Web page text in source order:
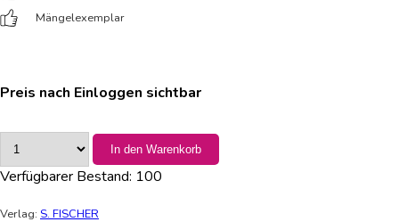
Mängelexemplar
Preis nach Einloggen sichtbar
In den Warenkorb
Verfügbarer Bestand: 100
Verlag: S. FISCHER